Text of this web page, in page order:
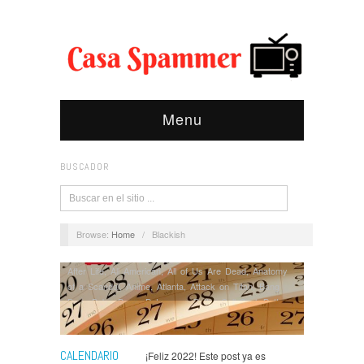
Menu
BUSCADOR
Browse: Home / Blackish
CALENDARIO
After Life,All American,All of Us Are Dead,Anatomy
of a Scandal,Anime,Atlanta,Attack on Titan,Bang
Bang Baby,Barry,Batwoman,Better Call Saul,Better
Things,Big Sky ,Billions,Bridgerton,DC Comics
Diabolical,Doctor Who,Euphoria,Express,Fear The
¡Feliz 2022! Este post ya es